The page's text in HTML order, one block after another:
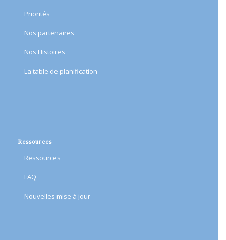
Priorités
Nos partenaires
Nos Histoires
​La table de planification​
Ressources
Ressources
FAQ
Nouvelles mise à jour